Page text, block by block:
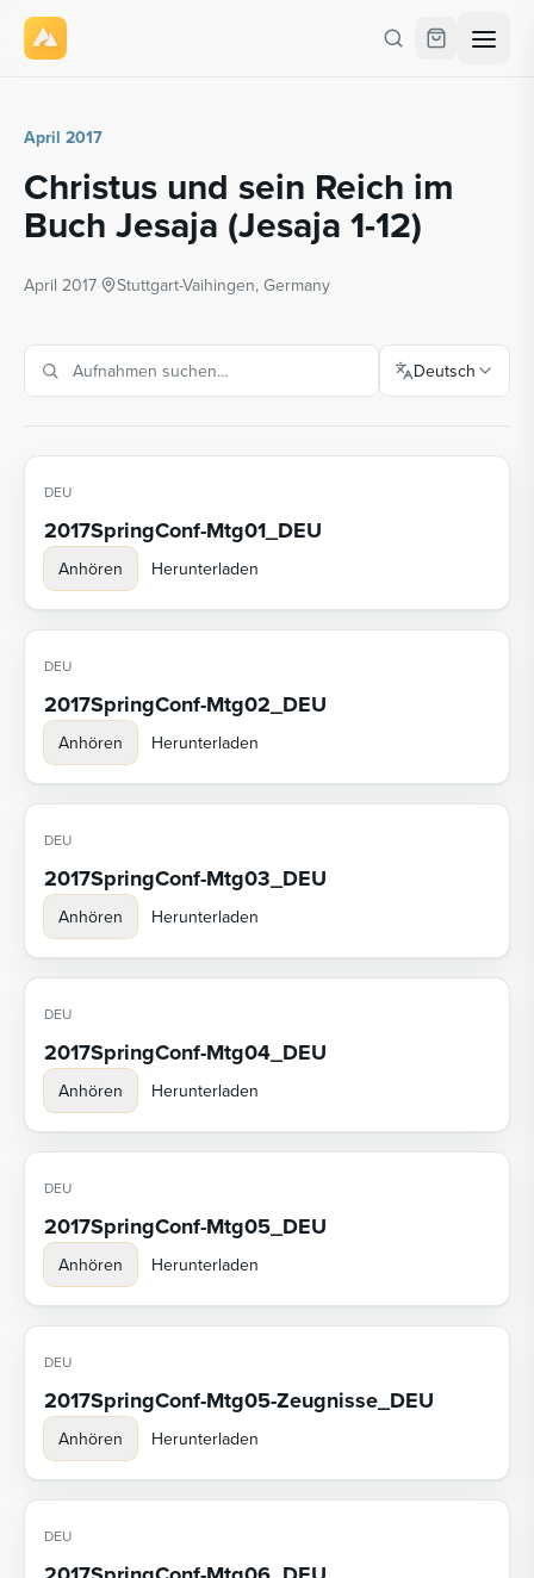
April 2017
Christus und sein Reich im
Buch Jesaja (Jesaja 1-12)
April 2017· Stuttgart-Vaihingen, Germany
Deutsch
DEU
2017SpringConf-Mtg01_DEU
Anhören Herunterladen
DEU
2017SpringConf-Mtg02_DEU
Anhören Herunterladen
DEU
2017SpringConf-Mtg03_DEU
Anhören Herunterladen
DEU
2017SpringConf-Mtg04_DEU
Anhören Herunterladen
DEU
2017SpringConf-Mtg05_DEU
Anhören Herunterladen
DEU
2017SpringConf-Mtg05-Zeugnisse_DEU
Anhören Herunterladen
DEU